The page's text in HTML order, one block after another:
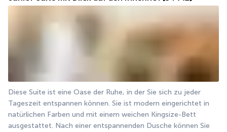
Diese Suite ist eine Oase der Ruhe, in der Sie sich zu jeder
Tageszeit entspannen können. Sie ist modern eingerichtet in
natürlichen Farben und mit einem weichen Kingsize-Bett
ausgestattet. Nach einer entspannenden Dusche können Sie